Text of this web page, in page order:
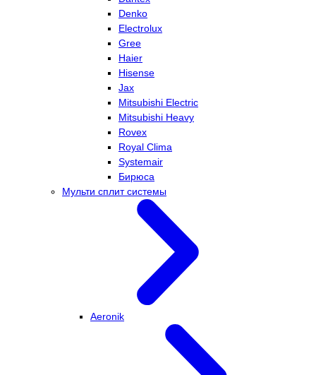
Denko
Electrolux
Gree
Haier
Hisense
Jax
Mitsubishi Electric
Mitsubishi Heavy
Rovex
Royal Clima
Systemair
Бирюса
Мульти сплит системы
Aeronik